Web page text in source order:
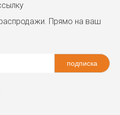
Прямо на ваш
подписка